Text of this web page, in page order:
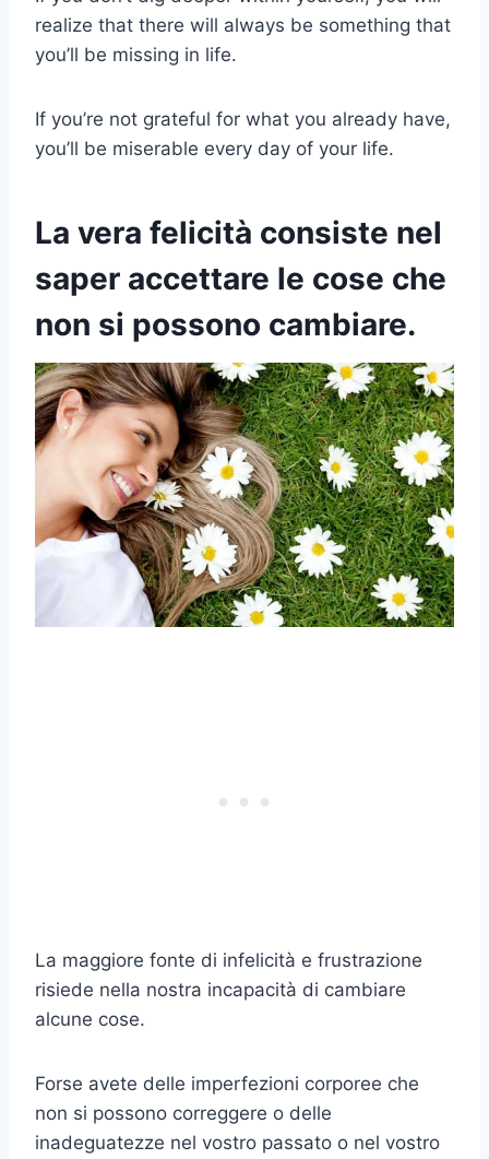
realize that there will always be something that
you’ll be missing in life.
If you’re not grateful for what you already have,
you’ll be miserable every day of your life.
La vera felicità consiste nel
saper accettare le cose che
non si possono cambiare.
La maggiore fonte di infelicità e frustrazione
risiede nella nostra incapacità di cambiare
alcune cose.
Forse avete delle imperfezioni corporee che
non si possono correggere o delle
inadeguatezze nel vostro passato o nel vostro